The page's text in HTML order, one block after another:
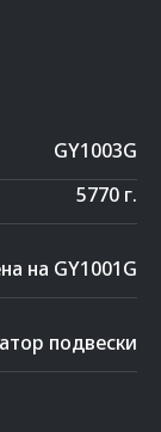
GY1003G
5770 г.
на GY1001G
подвески